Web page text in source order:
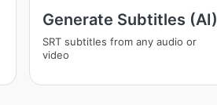
Generate Subtitles (AI)
SRT subtitles from any audio or
video